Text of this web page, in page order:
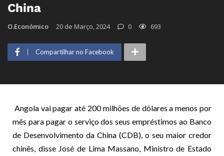
China
O.Económico 20 de Março, 2024 0 693
Compartilhar no Facebook
Angola vai pagar até 200 milhões de dólares a menos por
mês para pagar o serviço dos seus empréstimos ao Banco
de Desenvolvimento da China (CDB), o seu maior credor
chinês, disse José de Lima Massano, Ministro de Estado